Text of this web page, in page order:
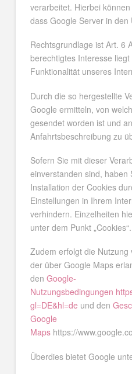
verarbeitet. Hierbei
dass Google Server in den
Rechtsgrundlage ist Art. 6
berechtigtes Interesse
Funktionalität unseres
Durch die so hergestellte
Google ermitteln, von
gesendet worden ist und
Anfahrtsbeschreibung zu
Sofern Sie mit dieser
einverstanden sind, haben
Installation der Cookies
Einstellungen in Ihrem
verhindern. Einzelheiten
unter dem Punkt „Cookies“.
Zudem erfolgt die Nutzung
der über Google Maps
den Google-
Nutzungsbedingungen
gl=DE&hl=de und den
Google
Mapshttps://
Überdies bietet Google